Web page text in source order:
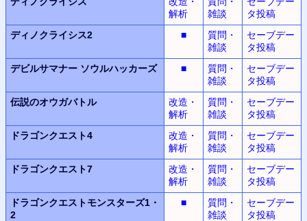
解析
雑談
タ投稿
ディノクライシス2
■
質問・
雑談
セーブデー
タ投稿
デビルサマナー ソウルハッカーズ ■
質問・
雑談
セーブデー
タ投稿
伝説のオウガバトル
改造・
解析
質問・
雑談
セーブデー
タ投稿
ドラゴンクエスト4
改造・
解析
質問・
雑談
セーブデー
タ投稿
ドラゴンクエスト7
改造・
解析
質問・
雑談
セーブデー
タ投稿
ドラゴンクエストモンスターズ1・
2
■
質問・
雑談
セーブデー
タ投稿